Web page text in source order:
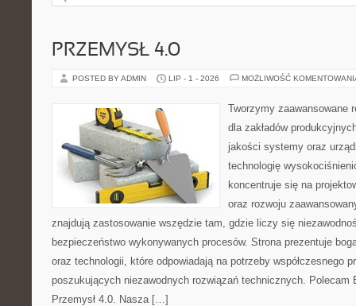
PRZEMYSŁ 4.0
POSTED BY ADMIN LIP - 1 - 2026 MOŻLIWOŚĆ
Tworzymy zaawansowane
dla zakładów
jakości systemy oraz
technologię
koncentruje się na
oraz rozwoju
znajdują zastosowanie wszędzie tam, gdzie liczy się
bezpieczeństwo wykonywanych procesów. Strona prezentuje
oraz technologii, które odpowiadają na potrzeby współczesnego
poszukujących niezawodnych rozwiązań technicznych. Polecam
Przemysł 4.0. Nasza […]